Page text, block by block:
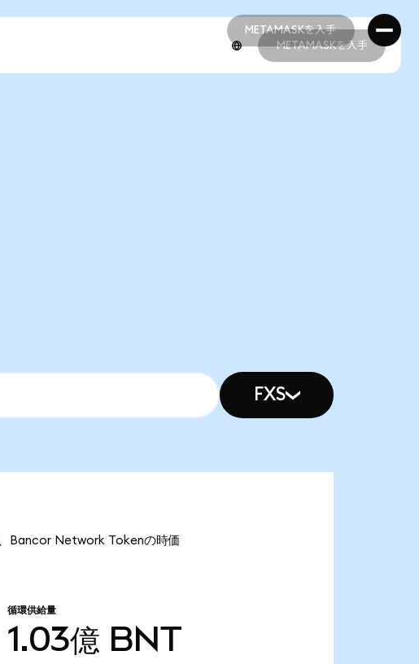
METAMASKを入手
METAMASKを入手
METAMASKを入手
FXS
Bancor Network Tokenの時価
循環供給量
1.03億 BNT